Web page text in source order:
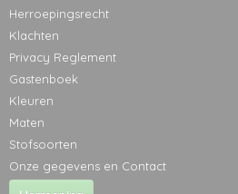
Herroepingsrecht
Klachten
Privacy Reglement
Gastenboek
Kleuren
Maten
Stofsoorten
Onze gegevens en Contact